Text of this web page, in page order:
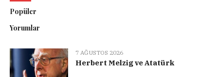
Popüler
Yorumlar
7 AĞUSTOS 2026
Herbert Melzig ve Atatürk